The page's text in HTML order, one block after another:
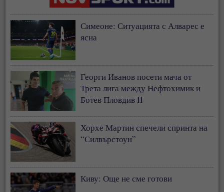
Симеоне: Ситуацията с Алварес е
ясна
Георги Иванов посети мача от
Трета лига между Нефтохимик и
Ботев Пловдив II
Хорхе Мартин спечели спринта на
“Силвърстоун”
Киву: Още не сме готови